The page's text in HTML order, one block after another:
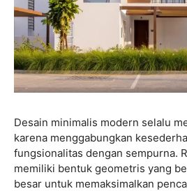
Desain minimalis modern selalu
karena menggabungkan
fungsionalitas dengan sempurna.
memiliki bentuk geometris yang
besar untuk memaksimalkan